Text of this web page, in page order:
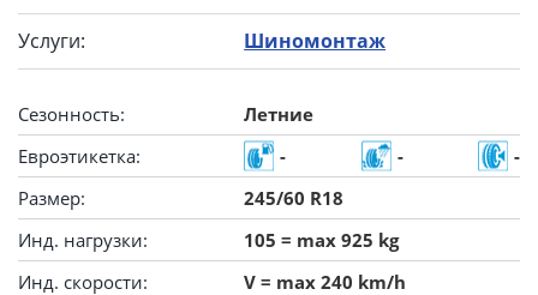
Услуги: Шиномонтаж
Сезонность:
Летние
Евроэтикетка:
- -
-
Размер:
245/60 R18
Инд. нагрузки:
105 = max 925 kg
Инд. скорости:
V = max 240 km/h